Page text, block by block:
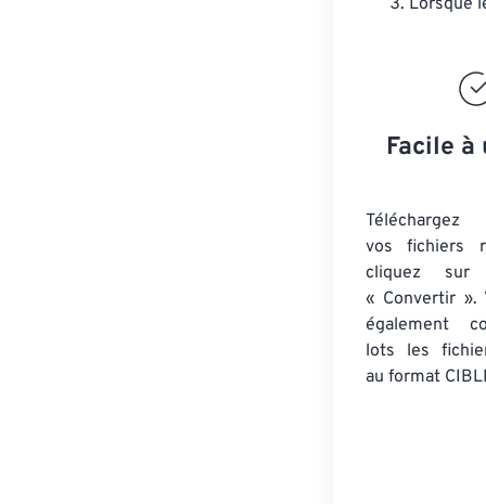
Lorsque
Facile
Téléchargez
vos fichiers
cliquez
« Convertir ».
également
lots les
au format